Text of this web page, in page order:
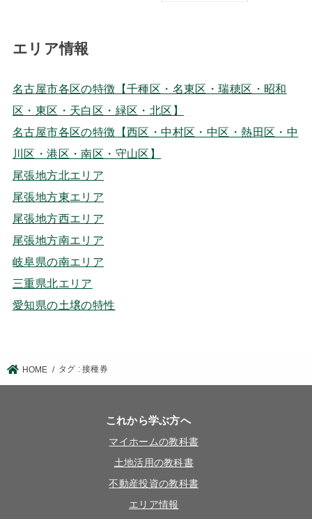
エリア情報
名古屋市各区の特徴【千種区・名東区・瑞穂区・昭和
区・東区・天白区・緑区・北区】
名古屋市各区の特徴【西区・中村区・中区・熱田区・中
川区・港区・南区・守山区】
尾張地方北エリア
尾張地方東エリア
尾張地方西エリア
尾張地方南エリア
岐阜県の南エリア
三重県北エリア
愛知県の土壌の特性
HOME タグ : 接種券
これから学ぶ方へ
マイホームの教科書
土地活用の教科書
不動産投資の教科書
エリア情報